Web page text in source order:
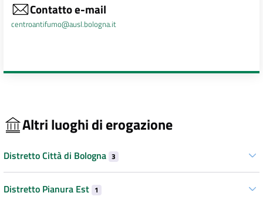
Contatto e-mail
centroantifumo@ausl.bologna.it
Altri luoghi di erogazione
Distretto Città di Bologna 3
Distretto Pianura Est 1